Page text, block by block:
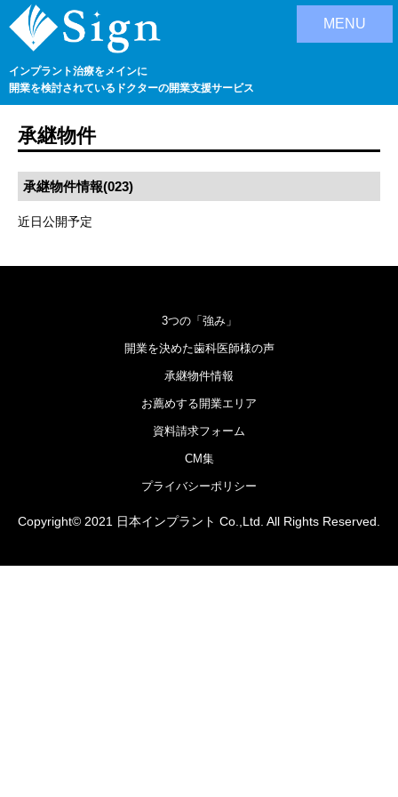
インプラント治療をメインに
開業を検討されているドクターの開業支援サービス
MENU
承継物件
承継物件情報(023)
近日公開予定
3つの「強み」
開業を決めた歯科医師様の声
承継物件情報
お薦めする開業エリア
資料請求フォーム
CM集
プライバシーポリシー
Copyright© 2021 日本インプラント Co.,Ltd. All Rights Reserved.